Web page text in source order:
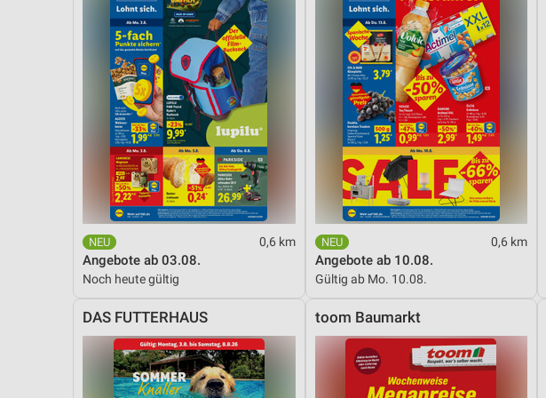
0,6 km
Angebote ab 03.08.
Noch heute gültig
0,6 km
Angebote ab 10.08.
Gültig ab Mo. 10.08.
DAS FUTTERHAUS toom Baumarkt